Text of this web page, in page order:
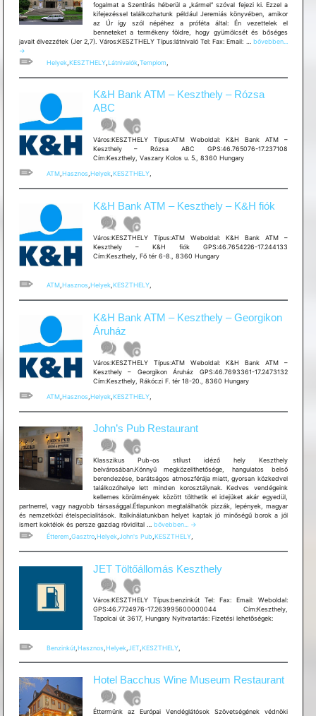
fogalmat a Szentírás héberül a „kármel” szóval fejezi ki. Ezzel a
kifejezéssel találkozhatunk például Jeremiás könyvében, amikor
az Úr így szól népéhez a próféta által: Én vezettelek el
benneteket a termékeny földre, hogy gyümölcsét és bőséges
javait élvezzétek (Jer 2,7). Város:KESZTHELY Típus:látnivaló Tel: Fax: Email: … Karmelita
bővebben...
→
Helyek, KESZTHELY, Látnivalók, Templom
K&H Bank ATM – Keszthely – Rózsa
ABC
Város:KESZTHELY Típus:ATM Weboldal: K&H Bank ATM –
Keszthely – Rózsa ABC GPS:46.765076-17.237108
Cím:Keszthely, Vaszary Kolos u. 5., 8360 Hungary
ATM,Hasznos,Helyek,KESZTHELY,
K&H Bank ATM – Keszthely – K&H fiók
Város:KESZTHELY Típus:ATM Weboldal: K&H Bank ATM –
Keszthely – K&H fiók GPS:46.7654226-17.244133
Cím:Keszthely, Fő tér 6-8., 8360 Hungary
ATM, Hasznos, Helyek, KESZTHELY,
K&H Bank ATM – Keszthely – Georgikon
Áruház
Város:KESZTHELY Típus:ATM Weboldal: K&H Bank ATM –
Keszthely – Georgikon Áruház GPS:46.7693361-17.2473132
Cím:Keszthely, Rákóczi F. tér 18-20., 8360 Hungary
ATM, Hasznos, Helyek, KESZTHELY,
John’s Pub Restaurant
Klasszikus Pub-os stílust idéző hely Keszthely
belvárosában.Könnyű megközelíthetősége, hangulatos belső
berendezése, barátságos atmoszférája miatt, gyorsan közkedvel
találkozóhelye lett minden korosztálynak. Kedves vendégeink
kellemes körülmények között tölthetik el idejüket akár egyedül,
partnerrel, vagy nagyobb társasággal.Étlapunkon megtalálhatók pizzák, lepények, magyar
és nemzetközi ételspecialitások. Italkínálatunkban helyet kaptak jó minőségű borok a jól
ismert koktélok és persze gazdag rövidital … John’s
Pub
Restaurant
bővebben...
→
Étterem Gasztro, Helyek, John's Pub KESZTHELY,
JET Töltőállomás Keszthely
Város:KESZTHELY Típus:benzinkút Tel: Fax: Email: Weboldal:
GPS:46.7724976-17.263995600000044 Cím:Keszthely,
Tapolcai út 3617, Hungary Nyitvatartás: Fizetési lehetõségek:
Benzinkút, Hasznos, Helyek, JET, KESZTHELY,
Hotel Bacchus Wine Museum Restaurant
Éttermünk az Európai Vendéglátósok Szövetségének védnöki